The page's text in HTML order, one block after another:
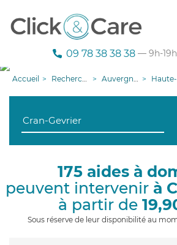
09 78 38 38 38 — 9h-
Accueil Recherche aide à domicile Auvergne-Rhône-Alpes Haute-
175 aides à
peuvent intervenir à
à partir de
Sous réserve de leur disponibilité au